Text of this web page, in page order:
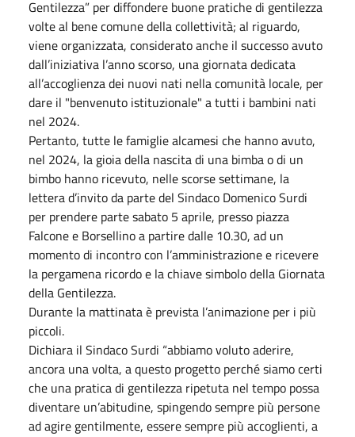
Gentilezza” per diffondere buone pratiche di gentilezza
volte al bene comune della collettività; al riguardo,
viene organizzata, considerato anche il successo avuto
dall’iniziativa l’anno scorso, una giornata dedicata
all’accoglienza dei nuovi nati nella comunità locale, per
dare il "benvenuto istituzionale" a tutti i bambini nati
nel 2024.
Pertanto, tutte le famiglie alcamesi che hanno avuto,
nel 2024, la gioia della nascita di una bimba o di un
bimbo hanno ricevuto, nelle scorse settimane, la
lettera d’invito da parte del Sindaco Domenico Surdi
per prendere parte sabato 5 aprile, presso piazza
Falcone e Borsellino a partire dalle 10.30, ad un
momento di incontro con l’amministrazione e ricevere
la pergamena ricordo e la chiave simbolo della Giornata
della Gentilezza.
Durante la mattinata è prevista l’animazione per i più
piccoli.
Dichiara il Sindaco Surdi “abbiamo voluto aderire,
ancora una volta, a questo progetto perché siamo certi
che una pratica di gentilezza ripetuta nel tempo possa
diventare un’abitudine, spingendo sempre più persone
ad agire gentilmente, essere sempre più accoglienti, a